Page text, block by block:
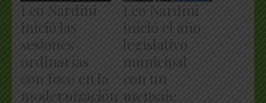
Leo Nardini
inició las
sesiones
ordinarias
con foco en la
modernización
Leo Nardini
inició el año
legislativo
municipal
con un
mensaje